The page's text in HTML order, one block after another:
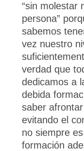
“sin molestar
persona”
sabemos
vez nuestro
verdad que
dedicamos a
debida
saber
evitando el
no siempre
formación